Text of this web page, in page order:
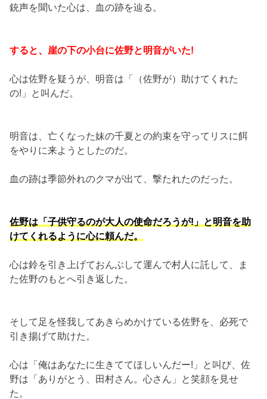
銃声を聞いた心は、血の跡を辿る。
すると、崖の下の小台に佐野と明音がいた!
心は佐野を疑うが、明音は「（佐野が）助けてくれた
の!」と叫んだ。
明音は、亡くなった妹の千夏との約束を守ってリスに餌
をやりに来ようとしたのだ。
血の跡は季節外れのクマが出て、撃たれたのだった。
佐野は「子供守るのが大人の使命だろうが!」と明音を助
けてくれるように心に頼んだ。
心は鈴を引き上げておんぶして運んで村人に託して、ま
た佐野のもとへ引き返した。
そして足を怪我してあきらめかけている佐野を、必死で
引き揚げて助けた。
心は「俺はあなたに生きててほしいんだー!」と叫び、佐
野は「ありがとう、田村さん。心さん」と笑顔を見せ
た。